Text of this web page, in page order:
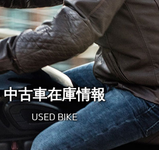
中古車在庫情報
USED BIKE